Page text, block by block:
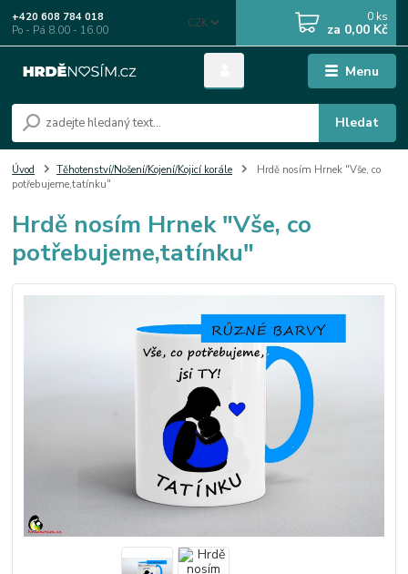
Menu
CZK
Hledat
+420 608 784 018
Po - Pá 8.00 - 16.00
0 ks
za 0,00 Kč
Úvod Těhotenství/Nošení/Kojení/Kojicí korále
Hrdě nosím Hrnek "Vše, co
potřebujeme,tatínku"
Hrdě nosím Hrnek "Vše, co
potřebujeme,tatínku"